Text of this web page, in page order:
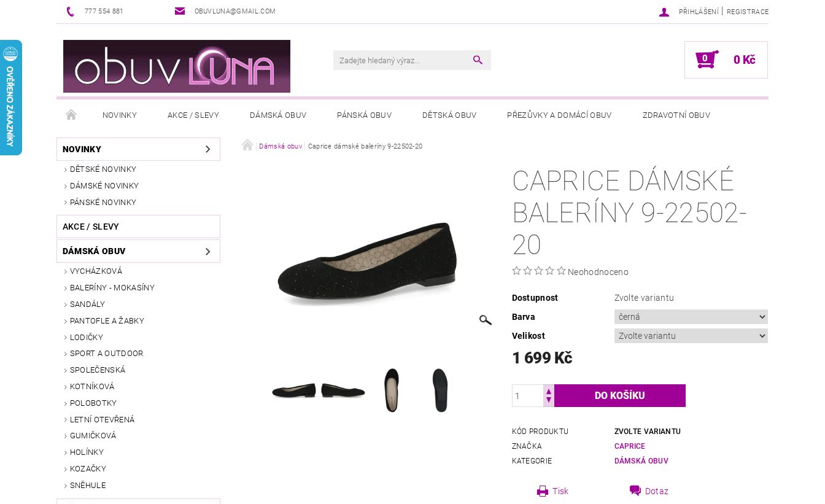
777 554 881 OBUVLUNA@GMAIL.COM PŘIHLÁŠENÍ | REGISTRACE
0 0 Kč
NOVINKY AKCE / SLEVY DÁMSKÁ OBUV PÁNSKÁ OBUV DĚTSKÁ OBUV PŘEZŮVKY A DOMÁCÍ OBUV ZDRAVOTNÍ OBUV
PUNČOCHOVÉ ZBOŽÍ DOPLŇKY K OBUVI VŠEOBECNÉ OBCHODNÍ PODMÍNKY
REKLAMAČNÍ ŘÁD
NOVINKY
DĚTSKÉ NOVINKY
DÁMSKÉ NOVINKY
PÁNSKÉ NOVINKY
AKCE / SLEVY
DÁMSKÁ OBUV
VYCHÁZKOVÁ
BALERÍNY - MOKASÍNY
SANDÁLY
PANTOFLE A ŽABKY
LODIČKY
SPORT A OUTDOOR
SPOLEČENSKÁ
KOTNÍKOVÁ
POLOBOTKY
LETNÍ OTEVŘENÁ
GUMIČKOVÁ
HOLÍNKY
KOZAČKY
SNĚHULE
Dámská obuv Caprice dámské baleríny 9-22502-20
CAPRICE DÁMSKÉ
BALERÍNY 9-22502-
20
Neohodnoceno
Dostupnost
Zvolte variantu
Barva
Velikost
1 699 Kč
KÓD PRODUKTU
ZVOLTE VARIANTU
ZNAČKA
CAPRICE
KATEGORIE
DÁMSKÁ OBUV
Tisk Dotaz